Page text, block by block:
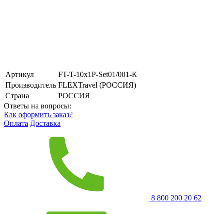
Артикул
FT-T-10x1P-Set01/001-К
Производитель FLEXTravel (РОССИЯ)
Страна
РОССИЯ
Ответы на вопросы:
Как оформить заказ?
Оплата Доставка
8 800 200 20 62